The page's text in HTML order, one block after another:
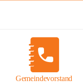
Gemeindevorstand